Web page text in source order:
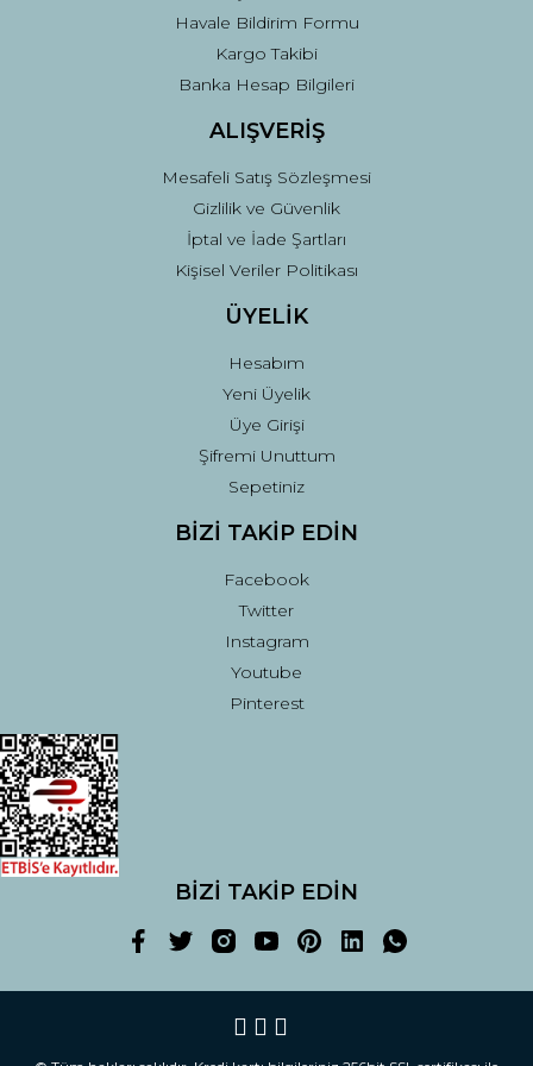
Gönder
Havale Bildirim Formu
Kargo Takibi
Banka Hesap Bilgileri
ALIŞVERİŞ
Mesafeli Satış Sözleşmesi
Gizlilik ve Güvenlik
İptal ve İade Şartları
Kişisel Veriler Politikası
ÜYELİK
Hesabım
Yeni Üyelik
Üye Girişi
Şifremi Unuttum
Sepetiniz
BİZİ TAKİP EDİN
Facebook
Twitter
Instagram
Youtube
Pinterest
BİZİ TAKİP EDİN